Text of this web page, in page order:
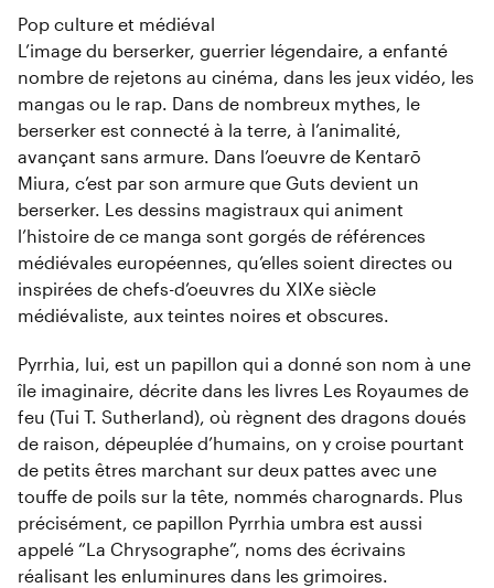
Pop culture et médiéval
L’image du berserker, guerrier légendaire, a enfanté
nombre de rejetons au cinéma, dans les jeux vidéo, les
mangas ou le rap. Dans de nombreux mythes, le
berserker est connecté à la terre, à l’animalité,
avançant sans armure. Dans l’oeuvre de Kentarō
Miura, c’est par son armure que Guts devient un
berserker. Les dessins magistraux qui animent
l’histoire de ce manga sont gorgés de références
médiévales européennes, qu’elles soient directes ou
inspirées de chefs-d’oeuvres du XIXe siècle
médiévaliste, aux teintes noires et obscures.
Pyrrhia, lui, est un papillon qui a donné son nom à une
île imaginaire, décrite dans les livres Les Royaumes de
feu (Tui T. Sutherland), où règnent des dragons doués
de raison, dépeuplée d’humains, on y croise pourtant
de petits êtres marchant sur deux pattes avec une
touffe de poils sur la tête, nommés charognards. Plus
précisément, ce papillon Pyrrhia umbra est aussi
appelé “La Chrysographe”, noms des écrivains
réalisant les enluminures dans les grimoires.